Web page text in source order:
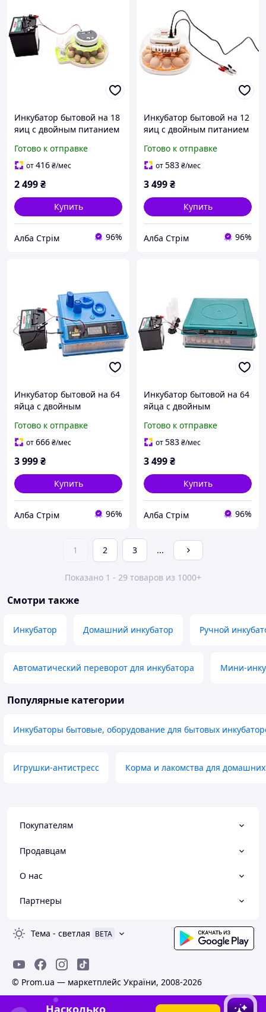
Инкубатор бытовой на 18
яиц с двойным питанием
Готово к отправке
от416₴/мес
2 499₴
Купить
Алба Стрім 96%
Инкубатор бытовой на 12
яиц с двойным питанием
Готово к отправке
от583₴/мес
3 499₴
Купить
Алба Стрім 96%
Инкубатор бытовой на 64
яйца с двойным
Готово к отправке
от666₴/мес
3 999₴
Купить
Алба Стрім 96%
Инкубатор бытовой на 64
яйца с двойным
Готово к отправке
от583₴/мес
3 499₴
Купить
Алба Стрім 96%
1 2 3 ...
Показано 1 - 29 товаров из 1000+
Смотри также
Инкубатор Домашний инкубатор Ручной
Автоматический переворот для инкубатора Мини-
Популярные категории
Инкубаторы бытовые, оборудование для бытовых
Игрушки-антистресс Корма и лакомства для
Покупателям
Продавцам
О нас
Партнеры
Тема - светлая BETA
© Prom.ua — маркетплейс України, 2008-2026